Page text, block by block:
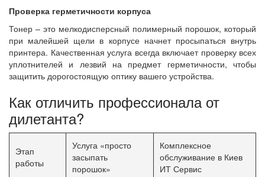
Проверка герметичности корпуса
Тонер – это мелкодисперсный полимерный порошок, который
при малейшей щели в корпусе начнет просыпаться внутрь
принтера. Качественная услуга всегда включает проверку всех
уплотнителей и лезвий на предмет герметичности, чтобы
защитить дорогостоящую оптику вашего устройства.
Как отличить профессионала от
дилетанта?
Этап
работы
Услуга «просто
засыпать
порошок»
Комплексное
обслуживание в Киев
ИТ Сервис